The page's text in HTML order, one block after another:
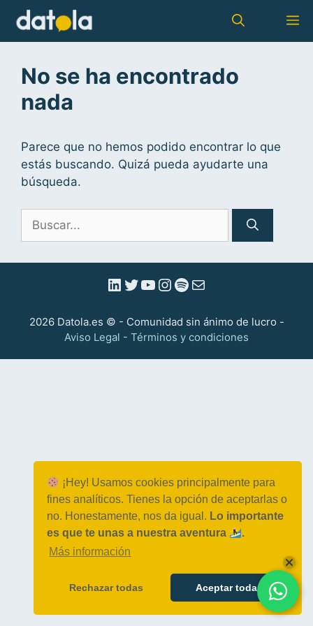
¡Hey! Usamos cookies principalmente para
fines analíticos. Tienes la opción de aceptarlas o
no. Honestamente, nos da igual. Lo importante
es que te unas a nuestra aventura
.
Más información
Rechazar todas Aceptar todas
No se ha encontrado
nada
Parece que no hemos podido encontrar lo que
estás buscando. Quizá pueda ayudarte una
búsqueda.
2026 Datola.es © - Comunidad sin ánimo de lucro -
Aviso Legal - Términos y condiciones